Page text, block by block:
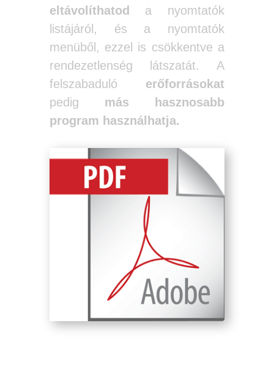
eltávolíthatod
a nyomtatók
listájáról, és a nyomtatók
menüből, ezzel is csökkentve a
rendezetlenség látszatát. A
felszabaduló erőforrásokat
pedig más hasznosabb
program használhatja.